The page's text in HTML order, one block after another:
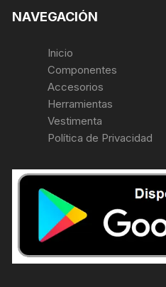
NAVEGACIÓN
Inicio
Componentes
Accesorios
Herramientas
Vestimenta
Política de Privacidad